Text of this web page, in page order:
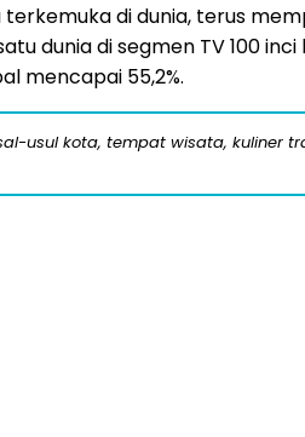
di dunia, terus
dunia di segmen TV 100
mencapai 55,2%.
usul kota, tempat wisata, kuliner